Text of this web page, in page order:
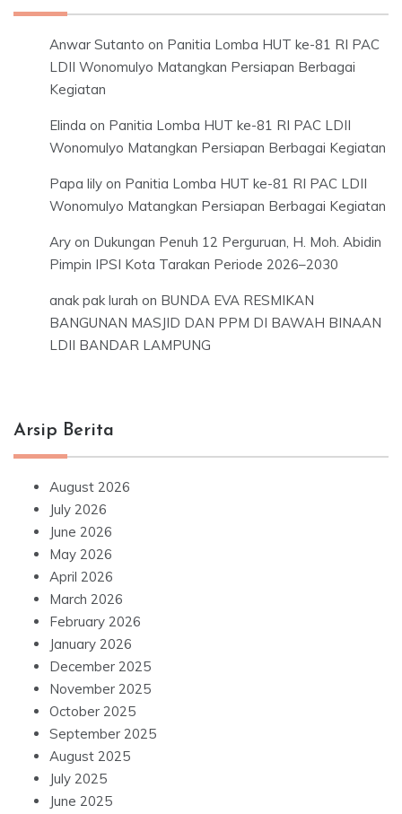
Anwar Sutanto on Panitia Lomba HUT ke-81 RI PAC
LDII Wonomulyo Matangkan Persiapan Berbagai
Kegiatan
Elinda on Panitia Lomba HUT ke-81 RI PAC LDII
Wonomulyo Matangkan Persiapan Berbagai Kegiatan
Papa lily on Panitia Lomba HUT ke-81 RI PAC LDII
Wonomulyo Matangkan Persiapan Berbagai Kegiatan
Ary on Dukungan Penuh 12 Perguruan, H. Moh. Abidin
Pimpin IPSI Kota Tarakan Periode 2026–2030
anak pak lurah on BUNDA EVA RESMIKAN
BANGUNAN MASJID DAN PPM DI BAWAH BINAAN
LDII BANDAR LAMPUNG
Arsip Berita
August 2026
July 2026
June 2026
May 2026
April 2026
March 2026
February 2026
January 2026
December 2025
November 2025
October 2025
September 2025
August 2025
July 2025
June 2025